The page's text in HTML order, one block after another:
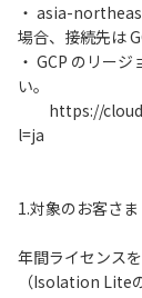
・ asia-
場合、接続先は
・ GCP のリー
い。
https://
l=ja
1.対象のお客さま
年間ライセンス
（Isolation Lite